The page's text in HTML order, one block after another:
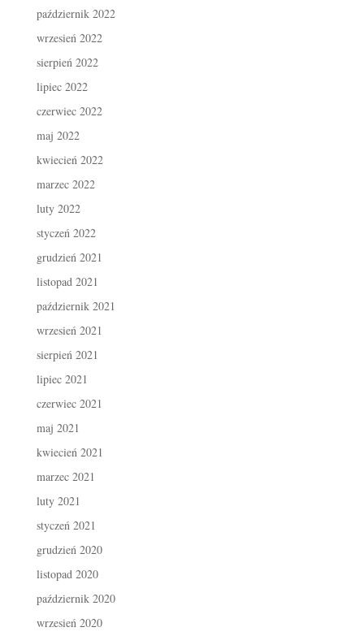
październik 2022
wrzesień 2022
sierpień 2022
lipiec 2022
czerwiec 2022
maj 2022
kwiecień 2022
marzec 2022
luty 2022
styczeń 2022
grudzień 2021
listopad 2021
październik 2021
wrzesień 2021
sierpień 2021
lipiec 2021
czerwiec 2021
maj 2021
kwiecień 2021
marzec 2021
luty 2021
styczeń 2021
grudzień 2020
listopad 2020
październik 2020
wrzesień 2020